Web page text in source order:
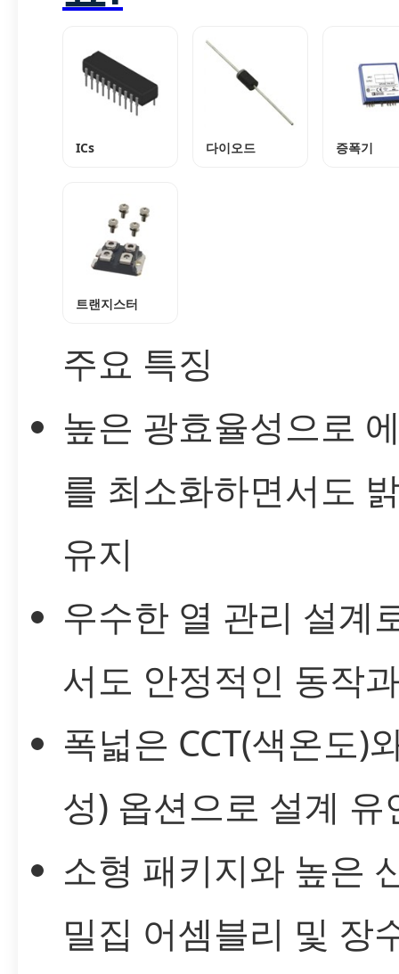
ICs 다이오드 증폭기
트랜지스터
주요 특징
높은 광효율성으로
를 최소화하면서도
유지
우수한 열 관리 설계
서도 안정적인 동작
폭넓은 CCT(색온도)
성) 옵션으로 설계 유
소형 패키지와 높은
밀집 어셈블리 및 장